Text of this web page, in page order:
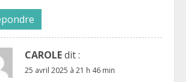
CAROLEdit :
25 avril 2025 à 21 h 46 min